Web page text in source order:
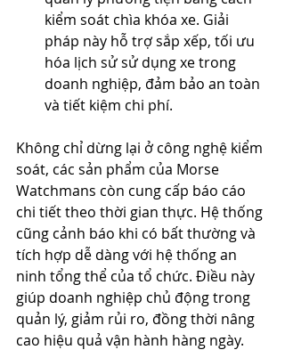
kiểm soát chìa khóa xe. Giải
pháp này hỗ trợ sắp xếp, tối ưu
hóa lịch sử sử dụng xe trong
doanh nghiệp, đảm bảo an toàn
và tiết kiệm chi phí.
Không chỉ dừng lại ở công nghệ kiểm
soát, các sản phẩm của Morse
Watchmans còn cung cấp báo cáo
chi tiết theo thời gian thực. Hệ thống
cũng cảnh báo khi có bất thường và
tích hợp dễ dàng với hệ thống an
ninh tổng thể của tổ chức. Điều này
giúp doanh nghiệp chủ động trong
quản lý, giảm rủi ro, đồng thời nâng
cao hiệu quả vận hành hàng ngày.